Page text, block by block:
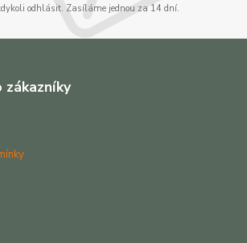
odhlásit. Zasíláme jednou za 14 dní.